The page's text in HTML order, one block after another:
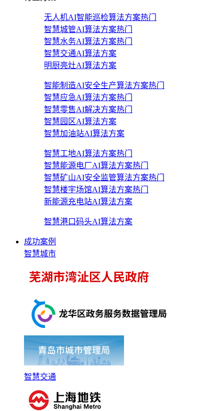
无人机AI智能巡检算法方案热门
智慧城管AI算法方案热门
智慧水务AI算法方案热门
智慧交通AI算法方案
明厨亮灶AI算法方案
智能制造AI安全生产算法方案热门
智慧应急AI算法方案热门
智慧零售AI解决方案热门
智慧园区AI算法方案
智慧加油站AI算法方案
智慧工地AI算法方案热门
智慧能源电厂AI算法方案热门
智慧矿山AI安全监管算法方案热门
智慧楼宇场馆AI算法方案热门
新能源充电站AI算法方案
智慧港口码头AI算法方案
成功案例
智慧城市
智慧交通